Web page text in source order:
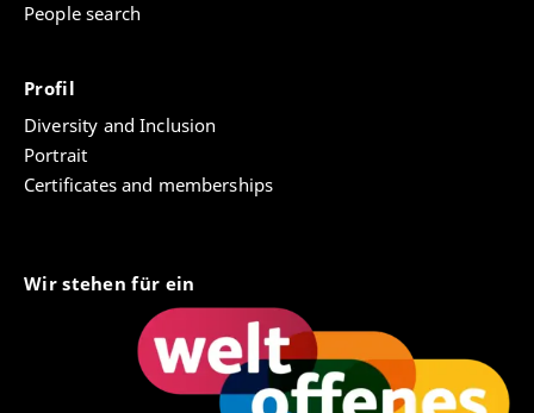
People search
Profil
Diversity and Inclusion
Portrait
Certificates and memberships
Wir stehen für ein